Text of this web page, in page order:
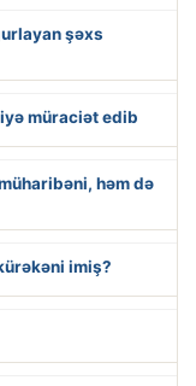
şəxs
müraciət edib
həm də
imiş?